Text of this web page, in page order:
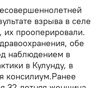
взрыва в селе
их прооперировали.
обе
наблюдением в
в Кулунду, в
консилиум.Ранее